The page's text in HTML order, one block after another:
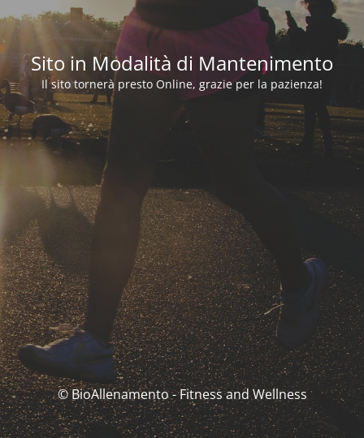
Sito in Modalità di Mantenimento
Il sito tornerà presto Online, grazie per la pazienza!
© BioAllenamento - Fitness and Wellness